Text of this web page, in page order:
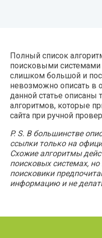
Полный список
поисковыми системами
слишком большой и
невозможно описать в
данной статье описаны
алгоритмов, которые
сайта при ручной
P. S. В большинстве
ссылки только на
Схожие алгоритмы
поисковых системах,
поисковики
информацию и не